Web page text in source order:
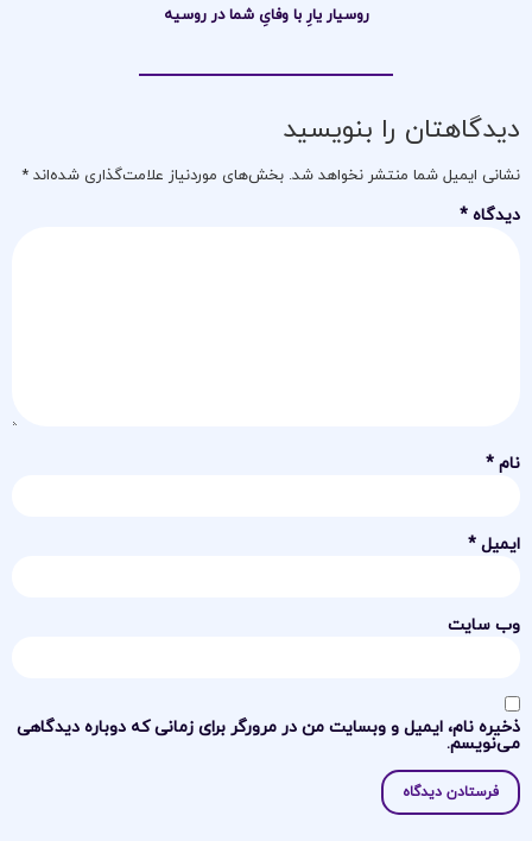
روسیار یارِ با وفایِ شما در روسیه
دیدگاهتان را بنویسید
نشانی ایمیل شما منتشر نخواهد شد. بخش‌های موردنیاز علامت‌گذاری شده‌اند *
دیدگاه *
نام *
ایمیل *
وب‌ سایت
ذخیره نام، ایمیل و وبسایت من در مرورگر برای زمانی که دوباره دیدگاهی
می‌نویسم.